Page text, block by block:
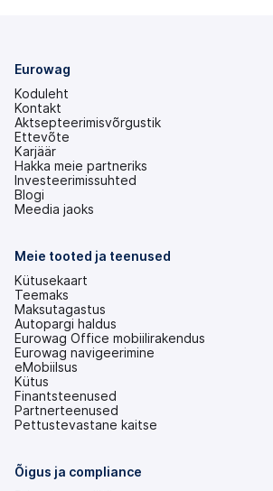
Eurowag
Koduleht
Kontakt
Aktsepteerimisvõrgustik
Ettevõte
Karjäär
Hakka meie partneriks
Investeerimissuhted
(avaneb
uuel
Blogi
Meedia jaoks
Meie tooted ja teenused
Kütusekaart
Teemaks
Maksutagastus
Autopargi haldus
Eurowag Office mobiilirakendus
Eurowag navigeerimine
eMobiilsus
Kütus
Finantsteenused
Partnerteenused
Pettustevastane kaitse
Õigus ja compliance